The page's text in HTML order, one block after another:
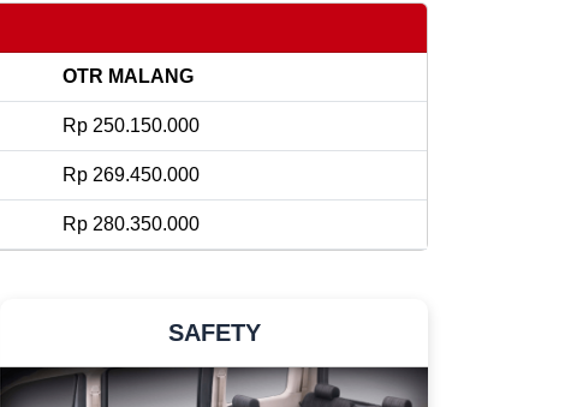
OTR MALANG
Rp 250.150.000
Rp 269.450.000
Rp 280.350.000
SAFETY